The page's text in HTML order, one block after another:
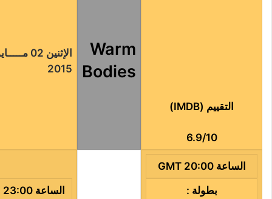
التقييم (IMDB)
6.9/10
Warm
Bodies
الإثنين 02
2015
الساعة 20:00 GMT
بطولة :
الساعة 23:00